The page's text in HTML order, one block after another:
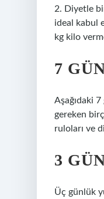
2. Diyetle
ideal kabul
kg kilo
7
Aşağıdaki
gereken
ruloları ve
3
Üç günlük